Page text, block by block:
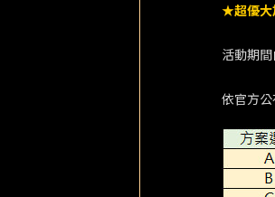
★超優大
活動期
依官方